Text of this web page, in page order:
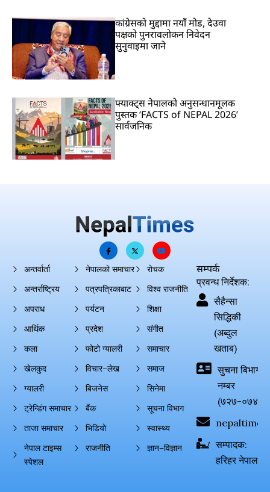
कांग्रेसको मुद्दामा नयाँ मोड, देउवा
पक्षको पुनरावलोकन निवेदन
सुनुवाइमा जाने
फ्याक्ट्स नेपालको अनुसन्धानमूलक
पुस्तक ‘FACTS of NEPAL 2026’
सार्वजनिक
अन्तर्वार्ता
अन्तर्राष्ट्रिय
अपराध
आर्थिक
कला
खेलकुद
ग्यालरी
ट्रेन्डिंग समाचार
ताजा समाचार
नेपाल टाइम्स
स्पेशल
नेपालको समाचार
पत्रपत्रिकाबाट
पर्यटन
प्रदेश
फोटो ग्यालरी
विचार–लेख
बिजनेस
बैंक
भिडियो
राजनीति
रोचक
विश्व राजनीति
शिक्षा
संगीत
समाचार
समाज
सिनेमा
सूचना विभाग
स्वास्थ्य
ज्ञान–विज्ञान
सम्पर्क
प्रवन्ध निर्देशक:
सैहैन्सा
सिद्धिकी
(अब्दुल
खताब)
सुचना बिभाग
नम्बर
(७२७-०७४-
सम्पादक:
हरिहर नेपाल